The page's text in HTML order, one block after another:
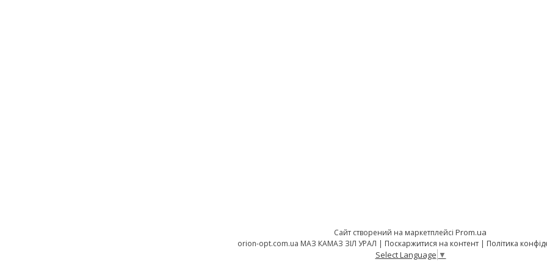
Сайт створений на маркетплейсі Prom.ua
orion-opt.com.ua МАЗ КАМАЗ ЗІЛ УРАЛ | Поскаржитися на контент | Політика
Select Language ▼